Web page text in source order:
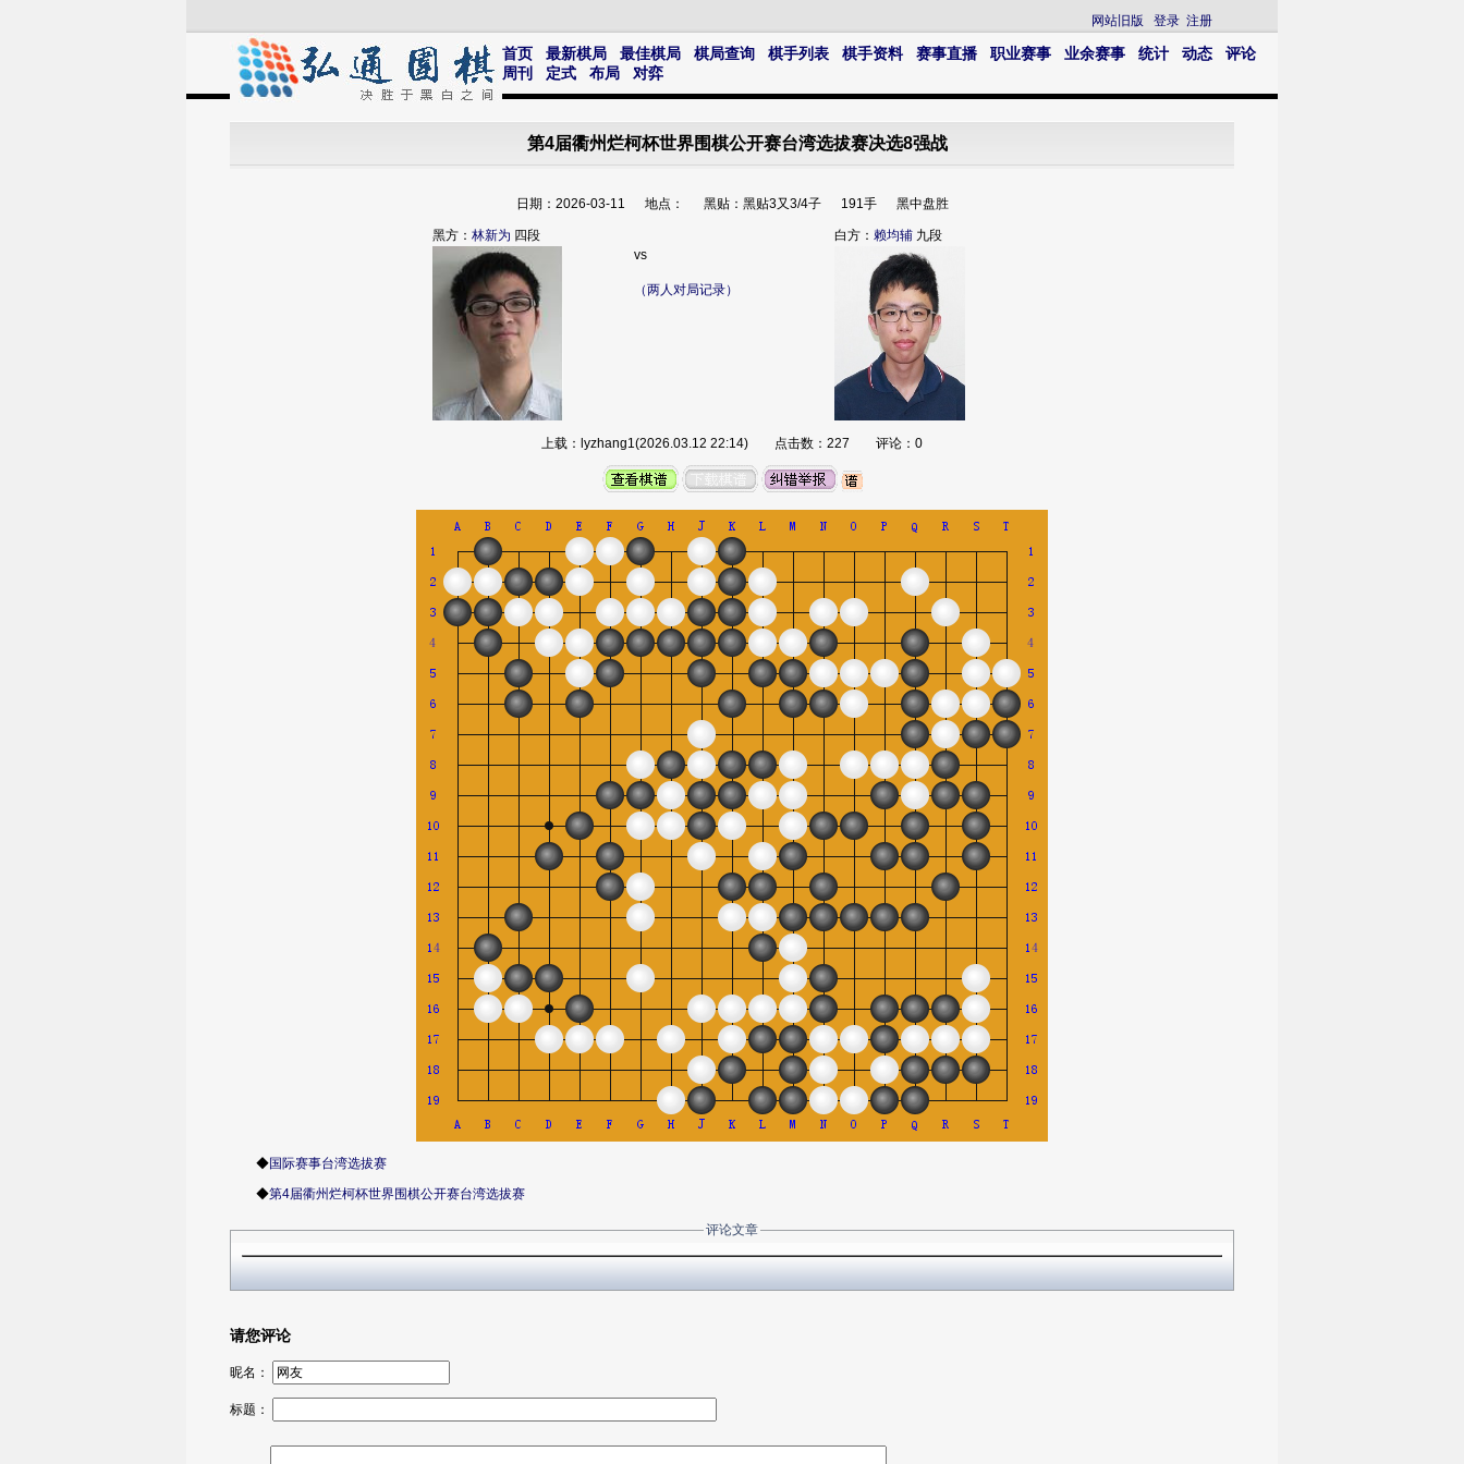
网站旧版 登录 注册
首页 最新棋局 最佳棋局 棋局查询 棋手列表 棋手资料 赛事直播 职业赛事 业余赛事 统计 动态
评论
周刊
定式 布局 对弈
第4届衢州烂柯杯世界围棋公开赛台湾选拔赛决选8强战
日期：2026-03-11 地点： 黑贴：黑贴3又3/4子 191手 黑中盘胜
黑方： 林新为 四段 白方： 赖均辅 九段
vs
（两人对局记录）
上载：lyzhang1(2026.03.12 22:14) 点击数：227 评论：0
◆国际赛事台湾选拔赛
◆第4届衢州烂柯杯世界围棋公开赛台湾选拔赛
评论文章
请您评论
昵名：
标题：